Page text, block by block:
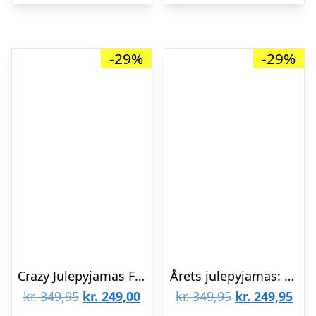
-29%
Crazy Julepyjamas Flannel Rød – herre / mænd.
kr.349,95 Den
kr. 249,00Den
-29%
Årets julepyjamas: Nice Christmas Pyjamas Navy – dame / kvinder.
kr.349,95 Den
kr. 249,95Den